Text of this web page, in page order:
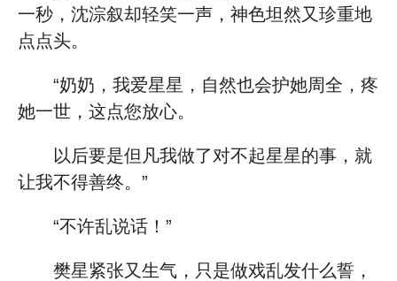
一秒，沈淙叙却轻笑一声，神色坦然又珍重地
点点头。
“奶奶，我爱星星，自然也会护她周全，疼
她一世，这点您放心。
以后要是但凡我做了对不起星星的事，就
让我不得善终。”
“不许乱说话！”
樊星紧张又生气，只是做戏乱发什么誓，